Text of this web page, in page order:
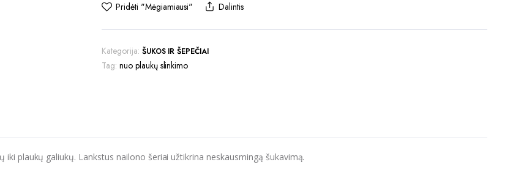
Pridėti "Mėgiamiausi" Dalintis
Kategorija: ŠUKOS IR ŠEPEČIAI
Tag: nuo plaukų slinkimo
plaukų galiukų. Lankstus nailono šeriai užtikrina neskausmingą šukavimą.